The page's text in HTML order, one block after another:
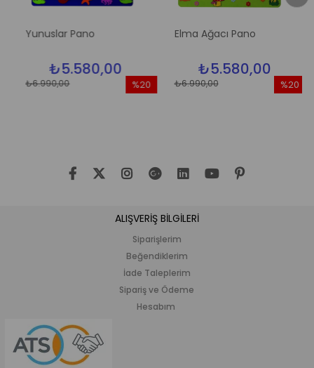
Yunuslar Pano
₺5.580,00
₺6.990,00
%20
Elma Ağacı Pano
₺5.580,00
₺6.990,00
%20
ALIŞVERİŞ BİLGİLERİ
Siparişlerim
Beğendiklerim
İade Taleplerim
Sipariş ve Ödeme
Hesabım